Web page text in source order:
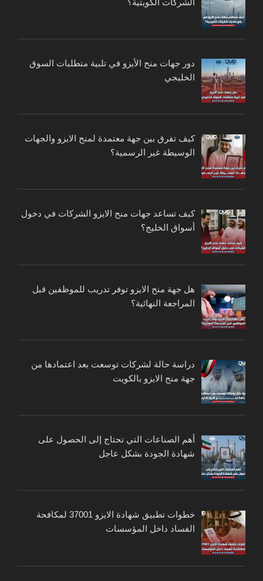
دور جهات منح الأيزو في تلبية متطلبات السوق
الخليجي
كيف تفرق بين جهة معتمدة لمنح الايزو والجهات
الوسيطة غير الرسمية؟
كيف تساعد جهات منح الايزو الشركات في دخول
أسواق الخليج؟
هل جهة منح الايزو توفر تدريب للموظفين قبل
المراجعة النهائية؟
دراسة حالة لشركات توسعت بعد اعتمادها من
جهة منح الايزو بالكويت
أهم الصناعات التي تحتاج إلى الحصول على
شهادة الجودة بشكل عاجل
خطوات تطبيق شهادة الايزو 37001 لمكافحة
الفساد داخل المؤسسات